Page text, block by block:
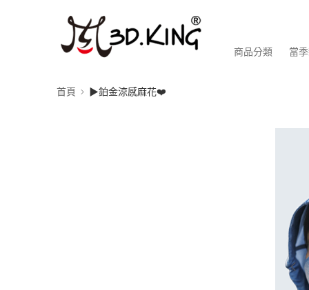
商品分類 當
首頁 ▶鉑金涼感麻花❤️